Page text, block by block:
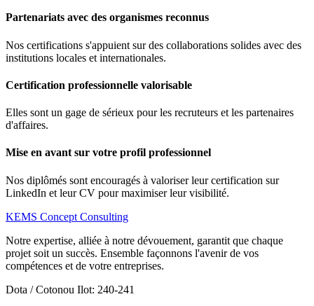
Partenariats avec des organismes reconnus
Nos certifications s'appuient sur des collaborations solides avec des
institutions locales et internationales.
Certification professionnelle valorisable
Elles sont un gage de sérieux pour les recruteurs et les partenaires
d'affaires.
Mise en avant sur votre profil professionnel
Nos diplômés sont encouragés à valoriser leur certification sur
LinkedIn et leur CV pour maximiser leur visibilité.
KEMS Concept Consulting
Notre expertise, alliée à notre dévouement, garantit que chaque
projet soit un succès. Ensemble façonnons l'avenir de vos
compétences et de votre entreprises.
Dota / Cotonou Ilot: 240-241